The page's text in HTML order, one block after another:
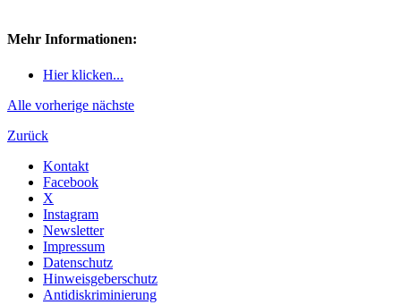
Mehr Informationen:
Hier klicken...
Alle vorherige nächste
Zurück
Kontakt
Facebook
X
Instagram
Newsletter
Impressum
Datenschutz
Hinweisgeberschutz
Antidiskriminierung